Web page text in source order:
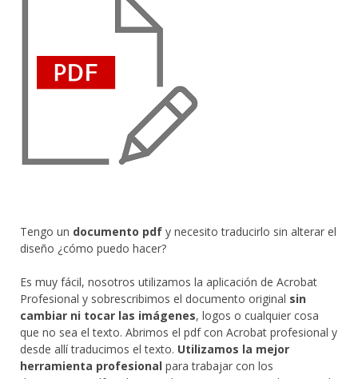
Tengo un documento pdf y necesito traducirlo sin alterar el
diseño ¿cómo puedo hacer?
Es muy fácil, nosotros utilizamos la aplicación de Acrobat
Profesional y sobrescribimos el documento original sin
cambiar ni tocar las imágenes, logos o cualquier cosa
que no sea el texto. Abrimos el pdf con Acrobat profesional y
desde allí traducimos el texto. Utilizamos la mejor
herramienta profesional para trabajar con los